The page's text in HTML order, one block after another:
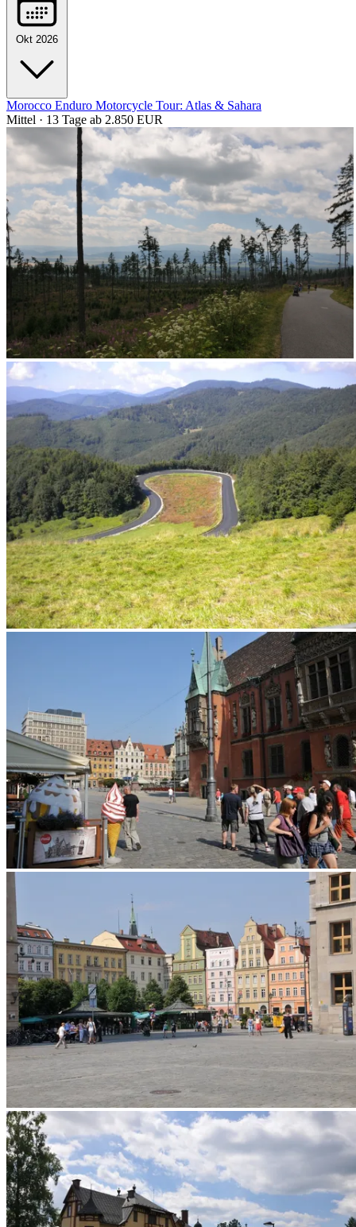
Okt 2026
Morocco Enduro Motorcycle Tour: Atlas & Sahara
Mittel · 13 Tage ab 2.850 EUR